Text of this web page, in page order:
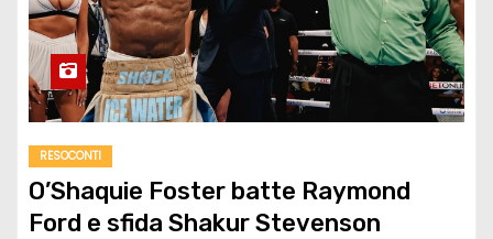
RESOCONTI
O’Shaquie Foster batte Raymond
Ford e sfida Shakur Stevenson